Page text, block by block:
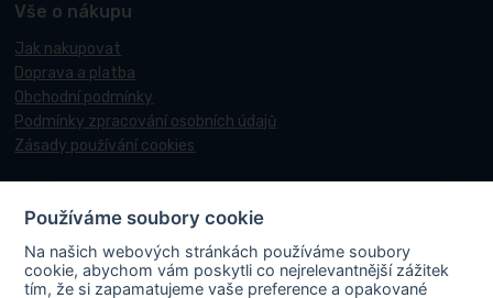
Vše o nákupu
Jak nakupovat
Doprava a platba
Obchodní podmínky
Podmínky zpracování osobních údajů
Zásady používání cookies
© 2017-2026 Pneucentrum N&N.
Webové stránky realizovalMatosoft.
Používáme soubory cookie
Na našich webových stránkách používáme soubory
cookie, abychom vám poskytli co nejrelevantnější zážitek
tím, že si zapamatujeme vaše preference a opakované